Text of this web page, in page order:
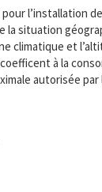
l’installation
situation
climatique et
à la
autorisée